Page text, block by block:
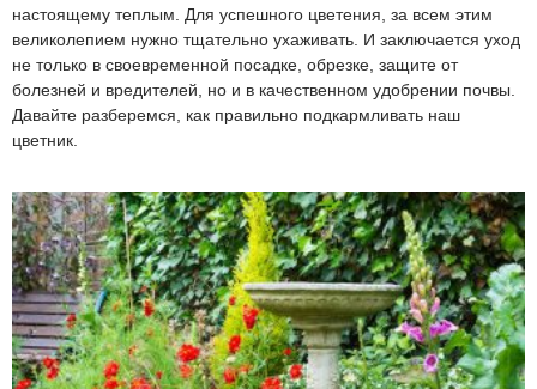
настоящему теплым. Для успешного цветения, за всем этим
великолепием нужно тщательно ухаживать. И заключается уход
не только в своевременной посадке, обрезке, защите от
болезней и вредителей, но и в качественном удобрении почвы.
Давайте разберемся, как правильно подкармливать наш
цветник.